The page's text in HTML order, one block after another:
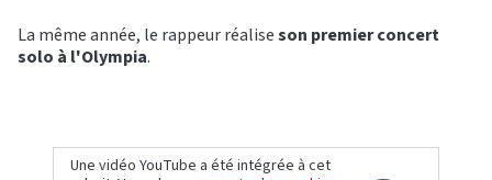
La même année, le rappeur réaliseson premier concert
solo à l'Olympia.
Une vidéo YouTube a été intégrée à cet